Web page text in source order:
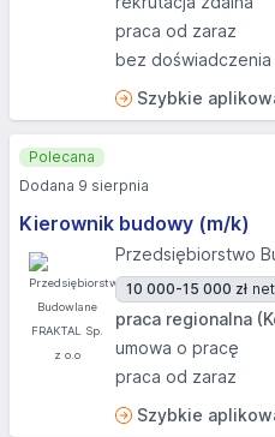
praca od zaraz
bez doświadczenia
Szybkie
Kierownik budowy (m/k)
Przedsiębiorstwo
10 000-15 000 zł
praca regionalna
umowa o pracę
praca od zaraz
Szybkie
Polecana
Dodana 9 sierpnia